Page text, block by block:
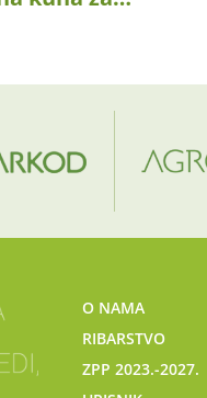
O NAMA
RIBARSTVO
ZPP 2023.-2027.